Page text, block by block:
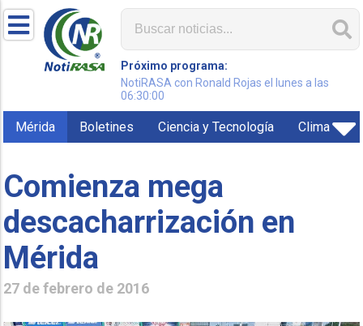
Próximo programa:
NotiRASA con Ronald Rojas el lunes a las
06:30:00
Mérida Boletines Ciencia y Tecnología Clima
Comienza mega
descacharrización en
Mérida
27 de febrero de 2016